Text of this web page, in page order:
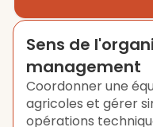
Sens de
management
Coordonner une
agricoles et gérer
opérations